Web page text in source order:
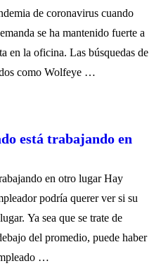
de coronavirus cuando
se ha mantenido fuerte a
en la oficina. Las búsquedas de
como Wolfeye …
está trabajando en
en otro lugar Hay
podría querer ver si su
Ya sea que se trate de
del promedio, puede haber
…